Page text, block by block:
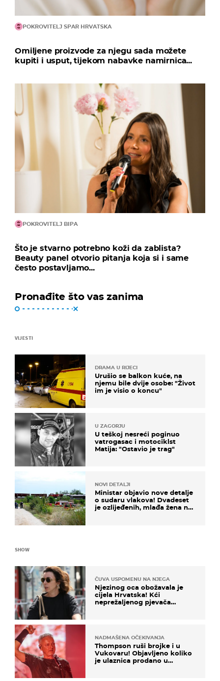
POKROVITELJ SPAR HRVATSKA
Omiljene proizvode za njegu sada možete
kupiti i usput, tijekom nabavke namirnica...
POKROVITELJ BIPA
Što je stvarno potrebno koži da zablista?
Beauty panel otvorio pitanja koja si i same
često postavljamo...
Pronađite što vas zanima
VIJESTI
DRAMA U RIJECI
Urušio se balkon kuće, na
njemu bile dvije osobe: "Život
im je visio o koncu"
U ZAGORJU
U teškoj nesreći poginuo
vatrogasac i motociklst
Matija: "Ostavio je trag"
NOVI DETALJI
Ministar objavio nove detalje
o sudaru vlakova! Dvadeset
je ozlijeđenih, mlađa žena na
SHOW
ČUVA USPOMENU NA NJEGA
Njezinog oca obožavala je
cijela Hrvatska! Kći
neprežaljenog pjevača
NADMAŠENA OČEKIVANJA
Thompson ruši brojke i u
Vukovaru! Objavljeno koliko
je ulaznica prodano u